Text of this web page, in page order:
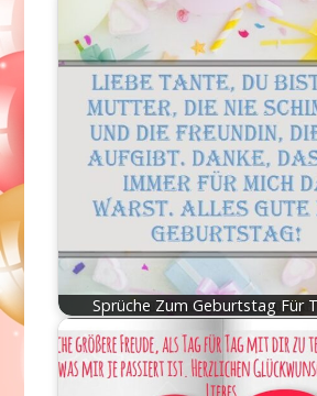
Sprüche Zum Geburtstag Für